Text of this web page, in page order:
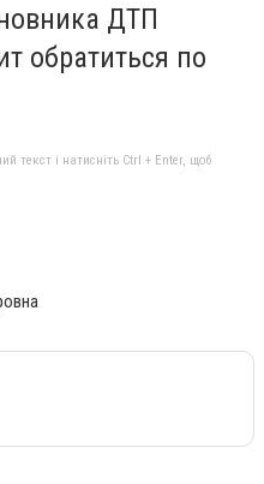
ДТП
обратиться по
текст і натисніть Ctrl + Enter, щоб